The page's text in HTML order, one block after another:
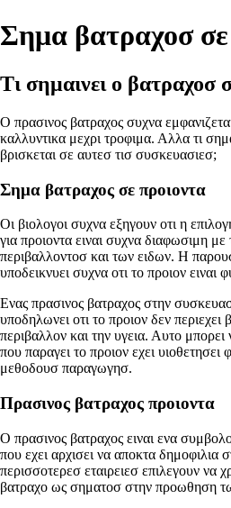
Σημα βατραχοσ σε
Τι σημαινει ο βατραχοσ
Ο πρασινος βατραχος συχνα
καλλυντικα μεχρι τροφιμα. Αλλα τι
βρισκεται σε αυτεσ τισ συσκευασιεσ;
Σημα βατραχος σε προιοντα
Οι βιολογοι συχνα εξηγουν οτι η
για προιοντα ειναι συχνα διαφωσιμη
περιβαλλοντοσ και των ειδων. Η
υποδεικνυει συχνα οτι το προιον ειναι
Ενας πρασινος βατραχος στην
υποδηλωνει οτι το προιον δεν περιεχει
περιβαλλον και την υγεια. Αυτο μπορει
που παραγει το προιον εχει υιοθετησει
μεθοδουσ παραγωγησ.
Πρασινος βατραχος προιοντα
Ο πρασινος βατραχος ειναι ενα
που εχει αρχισει να αποκτα δημοφιλια
περισσοτερεσ εταιρειεσ επιλεγουν να
βατραχο ως σηματοσ στην προωθηση